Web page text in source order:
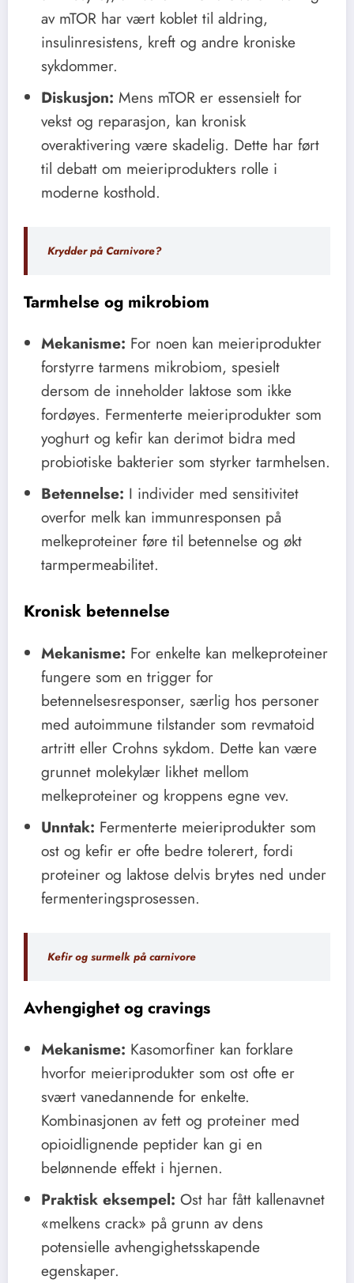
av mTOR har vært koblet til aldring,
insulinresistens, kreft og andre kroniske
sykdommer.
Diskusjon: Mens mTOR er essensielt for
vekst og reparasjon, kan kronisk
overaktivering være skadelig. Dette har ført
til debatt om meieriprodukters rolle i
moderne kosthold.
Krydder på Carnivore?
Tarmhelse og mikrobiom
Mekanisme: For noen kan meieriprodukter
forstyrre tarmens mikrobiom, spesielt
dersom de inneholder laktose som ikke
fordøyes. Fermenterte meieriprodukter som
yoghurt og kefir kan derimot bidra med
probiotiske bakterier som styrker tarmhelsen.
Betennelse: I individer med sensitivitet
overfor melk kan immunresponsen på
melkeproteiner føre til betennelse og økt
tarmpermeabilitet.
Kronisk betennelse
Mekanisme: For enkelte kan melkeproteiner
fungere som en trigger for
betennelsesresponser, særlig hos personer
med autoimmune tilstander som revmatoid
artritt eller Crohns sykdom. Dette kan være
grunnet molekylær likhet mellom
melkeproteiner og kroppens egne vev.
Unntak: Fermenterte meieriprodukter som
ost og kefir er ofte bedre tolerert, fordi
proteiner og laktose delvis brytes ned under
fermenteringsprosessen.
Kefir og surmelk på carnivore
Avhengighet og cravings
Mekanisme: Kasomorfiner kan forklare
hvorfor meieriprodukter som ost ofte er
svært vanedannende for enkelte.
Kombinasjonen av fett og proteiner med
opioidlignende peptider kan gi en
belønnende effekt i hjernen.
Praktisk eksempel: Ost har fått kallenavnet
«melkens crack» på grunn av dens
potensielle avhengighetsskapende
egenskaper.